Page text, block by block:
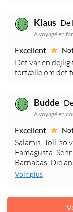
Klaus De
A voyagé en
Excellent
Det var en dejlig
fortælle om det
Budde
A voyagé en
Excellent
Salamis: Toll, so
Famagusta:
Barnabas. Die
Voir plus